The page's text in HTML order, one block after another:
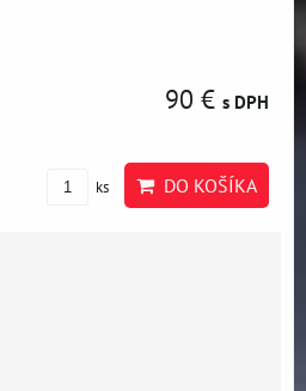
90 € s DPH
ks DO KOŠÍKA